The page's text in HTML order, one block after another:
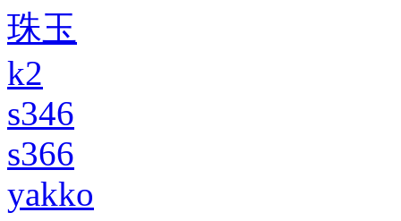
珠玉
k2
s346
s366
yakko